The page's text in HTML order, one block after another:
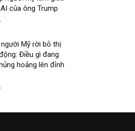
của ông Trump
Mỹ rời bỏ thị
Điều gì đang
hoảng lên đỉnh